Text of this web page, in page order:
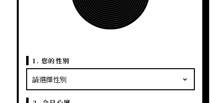
1. 您的性別